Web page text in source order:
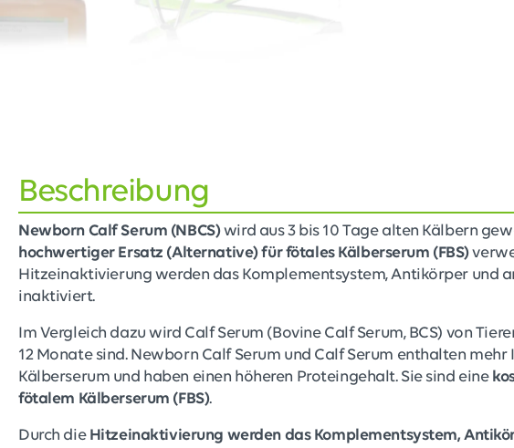
Beschreibung
Newborn Calf Serum (NBCS)wird aus 3 bis 10 Tage alten Kälbern
hochwertiger Ersatz (Alternative) für fötales Kälberserum (FBS)
Hitzeinaktivierung werden das Komplementsystem, Antikörper und
inaktiviert.
Im Vergleich dazu wird Calf Serum (Bovine Calf Serum, BCS) von
12 Monate sind. Newborn Calf Serum und Calf Serum enthalten
Kälberserum und haben einen höheren Proteingehalt. Sie sind eine
fötalem Kälberserum (FBS).
Durch die Hitzeinaktivierung werden das Komplementsystem,